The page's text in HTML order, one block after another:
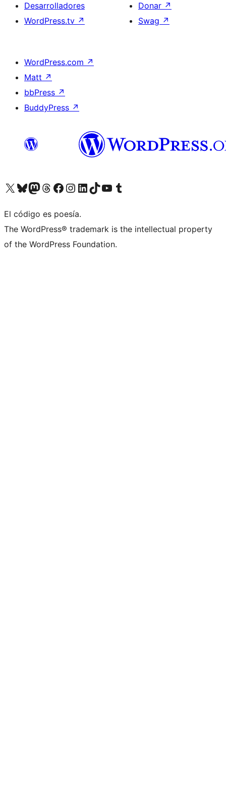
Desarrolladores
WordPress.tv ↗
Donar ↗
Swag ↗
WordPress.com ↗
Matt ↗
bbPress ↗
BuddyPress ↗
Visita nuestra cuenta de X (anteriormente Twitter)
Visita nuestra cuenta de Bluesky
Visita nuestra cuenta de Mastodon
Visita nuestra cuenta de Threads
Visita nuestra página de Facebook
Visita nuestra cuenta de Instagram
Visita nuestra cuenta de LinkedIn
Visita nuestra cuenta de TikTok
Visita nuestro canal de YouTube
Visita nuestra cuenta de Tumblr
El código es poesía.
The WordPress® trademark is the intellectual property
of the WordPress Foundation.